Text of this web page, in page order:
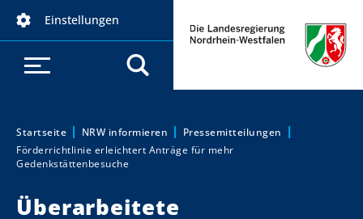
Einstellungen
Sie sind hier:
Startseite NRW informieren
Pressemitteilungen
Förderrichtlinie erleichtert Anträge für mehr
Gedenkstättenbesuche
Überarbeitete